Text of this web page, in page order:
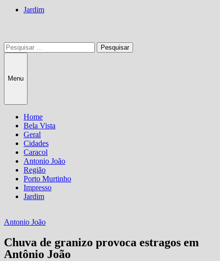
Jardim
Pesquisar
por:
Menu
Home
Bela Vista
Geral
Cidades
Caracol
Antonio João
Região
Porto Murtinho
Impresso
Jardim
Antonio João
Chuva de granizo provoca estragos em
Antônio João